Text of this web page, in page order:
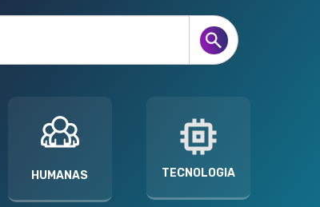
HUMANAS TECNOLOGIA